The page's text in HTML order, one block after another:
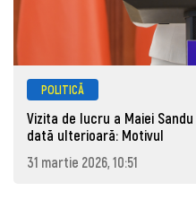
POLITICĂ
Vizita de lucru a Maiei
dată ulterioară: Motivul
31 martie 2026, 10:51